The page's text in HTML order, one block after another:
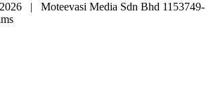
2026 | Moteevasi Media Sdn Bhd 1153749-